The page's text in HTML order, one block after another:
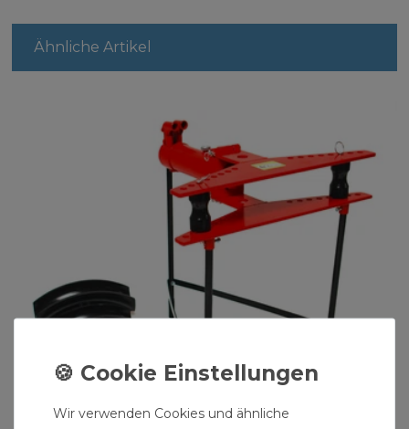
Ähnliche Artikel
Wir verwenden Cookies und ähnliche